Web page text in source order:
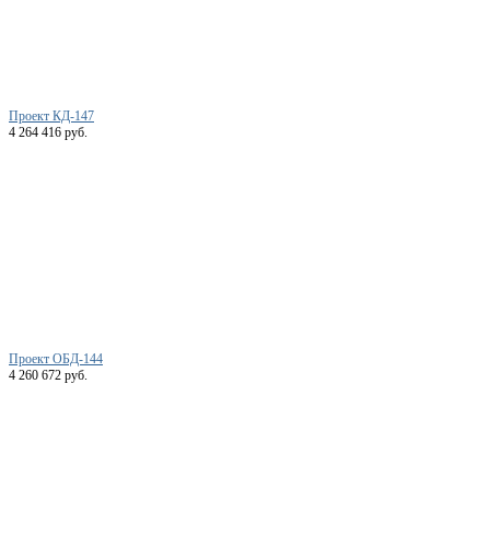
Проект КД-147
4 264 416 руб.
Проект ОБД-144
4 260 672 руб.